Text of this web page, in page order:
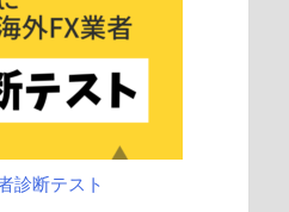
診断テスト